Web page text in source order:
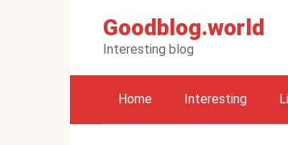
Goodblog.world
Interesting blog
Home Interesting